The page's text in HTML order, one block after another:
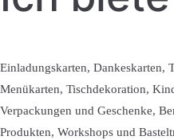
Einladungskarten, Dankeskarten,
Menükarten, Tischdekoration,
Verpackungen und Geschenke,
Produkten, Workshops und